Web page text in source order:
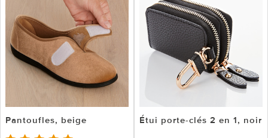
Pantoufles, beige Étui porte-clés 2 en 1, noir